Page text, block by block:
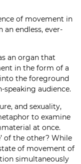
of movement in
an endless, ever-
an organ that
in the form of a
the foreground
speaking audience.
and sexuality,
to examine
at once.
of the other? While
of movement of
simultaneously